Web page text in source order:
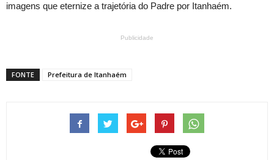
imagens que eternize a trajetória do Padre por Itanhaém.
Publicidade
FONTE Prefeitura de Itanhaém